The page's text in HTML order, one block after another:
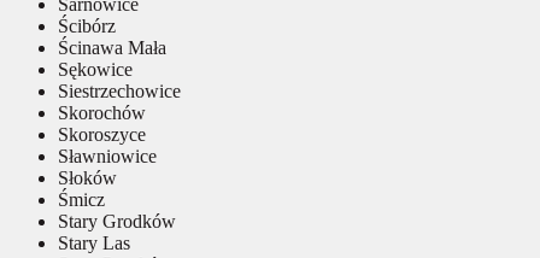
Ścibórz
Ścinawa Mała
Sękowice
Siestrzechowice
Skorochów
Skoroszyce
Sławniowice
Słoków
Śmicz
Stary Grodków
Stary Las